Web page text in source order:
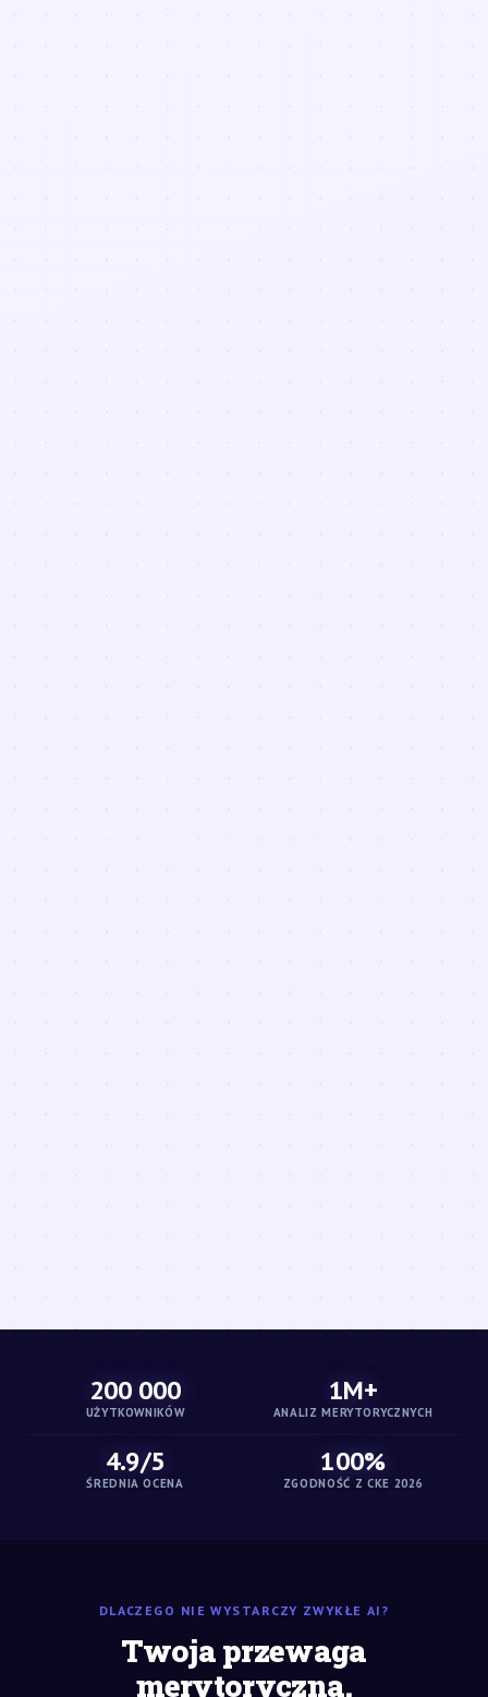
200 000
UŻYTKOWNIKÓW
1M+
ANALIZ MERYTORYCZNYCH
4.9/5
ŚREDNIA OCENA
100%
ZGODNOŚĆ Z CKE 2026
DLACZEGO NIE WYSTARCZY ZWYKŁE AI?
Twoja przewaga
merytoryczna.